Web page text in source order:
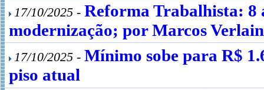
17/10/2025 - Reforma Trabalhista: 8
modernização; por Marcos
17/10/2025 - Mínimo sobe para R$
piso atual